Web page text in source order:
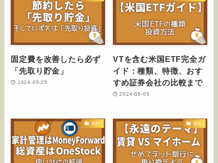
固定費を改善したら必ず
「先取り貯金」
2024-05-25
VTを含む米国ETF完全ガ
イド：種類、特徴、おす
すめ証券会社の比較まで
2024-05-05
節約 節約